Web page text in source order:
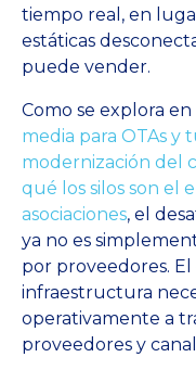
tiempo real, en
estáticas
puede vender.
Como se explora
media para OTAs y
modernización del
qué los silos son el
asociaciones, el
ya no es
por proveedores.
infraestructura
operativamente a
proveedores y